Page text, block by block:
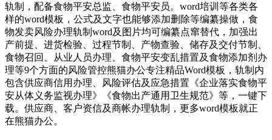
轨制，配备食物平安总监、食物平安员。word培训等各类各
样的word模板，公式及文字也能够添加删除等编纂操做，食
物发卖风险办理轨制word及图片均可编纂点窜替代，加强出
产前提、进货检验、过程节制、产物查验、储存及交付节制、
食物召回、从业人员办理、食物平安变乱措置及食物添加剂办
理等9个方面的风险管控熊猫办公专注精品Word模板，轨制内
包含供应商信用办理、风险评估及应急措置《企业落实食物平
安从体义务监视办理》《食物出产通用卫生规范》等，一键下
载。供应商、客户资信及商帐办理轨制，更多word模板就正
在熊猫办公。